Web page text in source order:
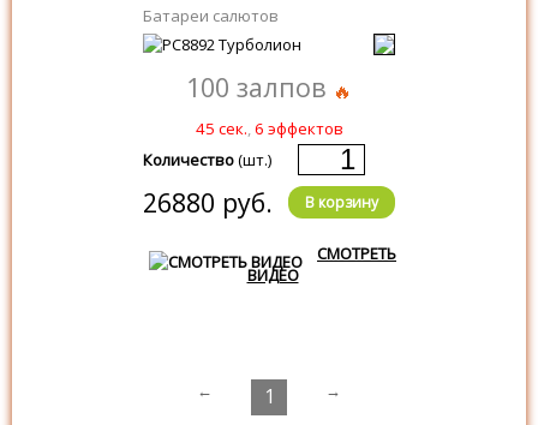
Батареи салютов
100 залпов
45 сек.,6 эффектов
Количество(шт.)
26880 руб. В корзину
СМОТРЕТЬ
ВИДЕО
← 1 →